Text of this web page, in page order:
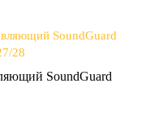
SoundGuard